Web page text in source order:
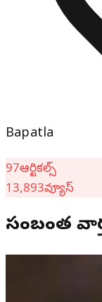
Bapatla
97ఆర్టికల్స్
13,893వ్యూస్
సంబంధిత